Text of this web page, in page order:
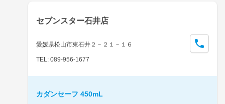
セブンスター石井店
愛媛県松山市東石井２－２１－１６
TEL: 089-956-1677
カダンセーフ 450mL